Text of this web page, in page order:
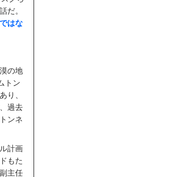
だ。
はな
の地
トン
り、
過去
ンネ
計画
もた
主任